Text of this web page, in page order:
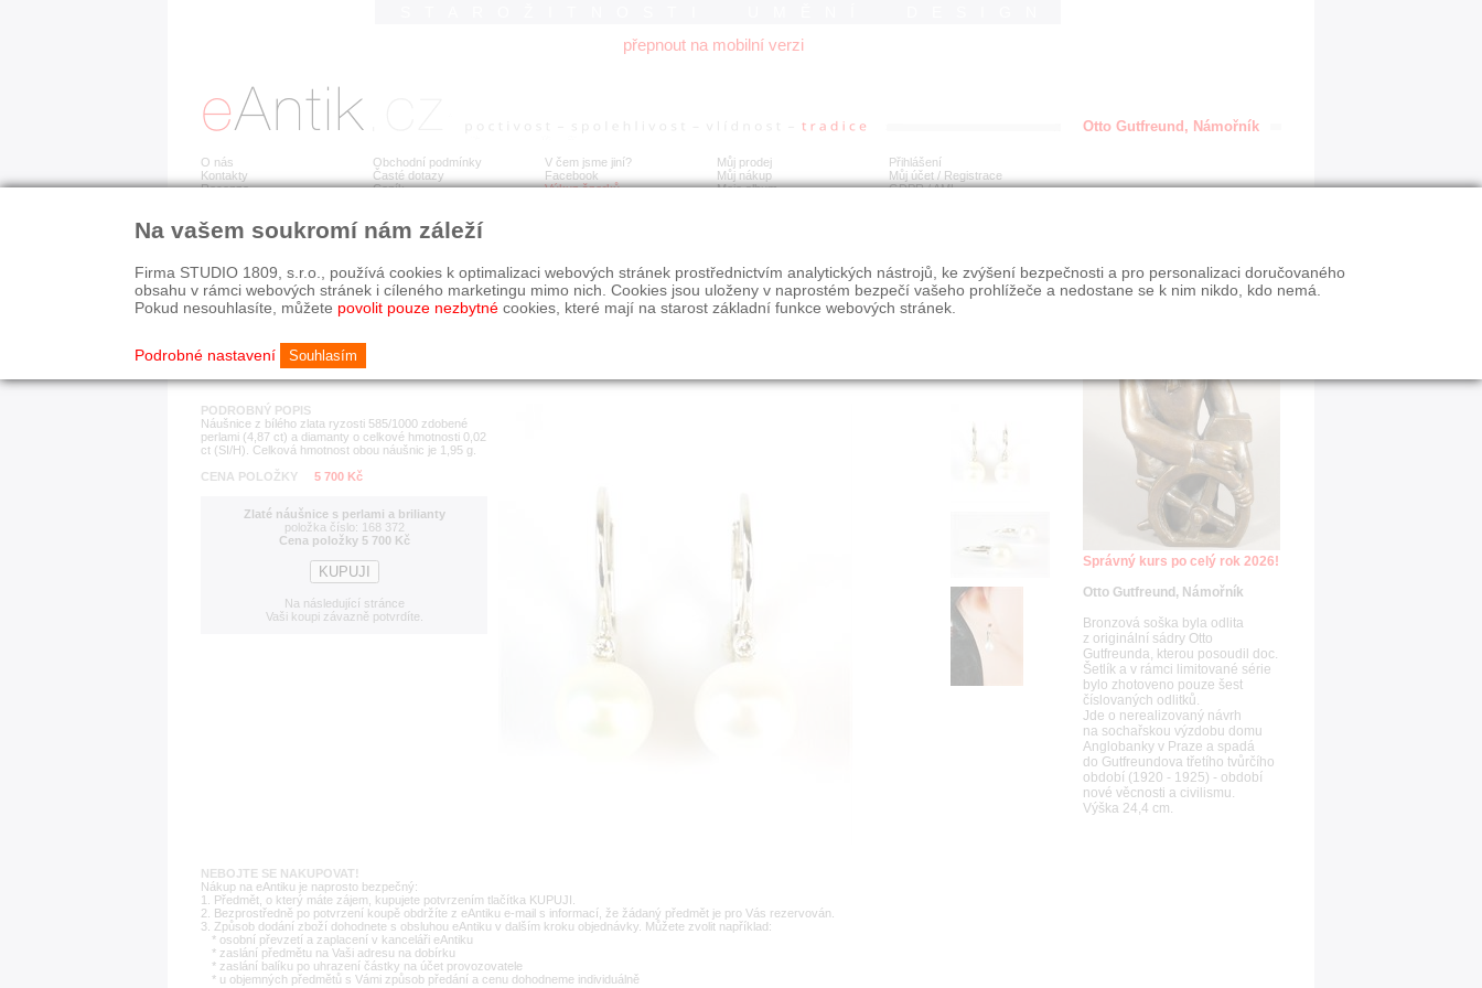
přepnout na mobilní verzi
O nás
Kontakty
Recenze
Obchodní podmínky
Časté dotazy
Ceník
V čem jsme jiní?
Facebook
Výkup šperků
Můj prodej
Můj nákup
Moje album
Přihlášení
Můj účet / Registrace
GDPR/AML
Detail položky č. 168 372 Zlaté náušnice s perlami a brilianty
PODROBNÝ POPIS
Náušnice z bílého zlata ryzosti 585/1000 zdobené
perlami (4,87 ct) a diamanty o celkové hmotnosti 0,02
ct (SI/H). Celková hmotnost obou náušnic je 1,95 g.
CENA POLOŽKY
5 700 Kč
Zlaté náušnice s perlami a brilianty
položka číslo: 168 372
Cena položky 5 700 Kč
Na následující stránce
Vaši koupi závazně potvrdíte.
NEBOJTE SE NAKUPOVAT!
Nákup na eAntiku je naprosto bezpečný:
1. Předmět, o který máte zájem, kupujete potvrzením tlačítka KUPUJI.
2. Bezprostředně po potvrzení koupě obdržíte z eAntiku e-mail s informací, že žádaný předmět je pro Vás rezervován.
3. Způsob dodání zboží dohodnete s obsluhou eAntiku v dalším kroku objednávky. Můžete zvolit například:
* osobní převzetí a zaplacení v kanceláři eAntiku
* zaslání předmětu na Vaši adresu na dobírku
* zaslání balíku po uhrazení částky na účet provozovatele
* u objemných předmětů s Vámi způsob předání a cenu dohodneme individuálně
Otto Gutfreund, Námořník
Správný kurs po celý rok 2026!
Otto Gutfreund, Námořník
Bronzová soška byla odlita
z originální sádry Otto
Gutfreunda, kterou posoudil doc.
Šetlík a v rámci limitované série
bylo zhotoveno pouze šest
číslovaných odlitků.
Jde o nerealizovaný návrh
na sochařskou výzdobu domu
Anglobanky v Praze a spadá
do Gutfreundova třetího tvůrčího
období (1920 - 1925) - období
nové věcnosti a civilismu.
Výška 24,4 cm.
Na vašem soukromí nám záleží
Firma STUDIO 1809, s.r.o., používá cookies k optimalizaci webových stránek prostřednictvím analytických nástrojů, ke zvýšení bezpečnosti a pro personalizaci doručovaného
obsahu v rámci webových stránek i cíleného marketingu mimo nich. Cookies jsou uloženy v naprostém bezpečí vašeho prohlížeče a nedostane se k nim nikdo, kdo nemá.
Pokud nesouhlasíte, můžete povolit pouze nezbytné cookies, které mají na starost základní funkce webových stránek.
Podrobné nastavení Souhlasím